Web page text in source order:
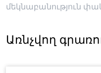
մեկնաբանություն
Առնչվող